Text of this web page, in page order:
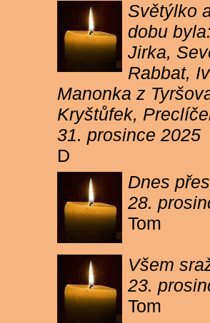
Světýlko
dobu
Jirka,
Rabbat,
Manonka z
Kryštůfek,
31. prosince 2025
D
Dnes
28.
Tom
Všem
23.
Tom